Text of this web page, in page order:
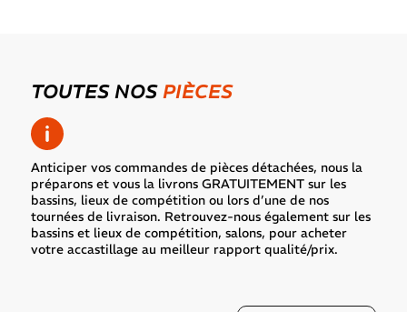
TOUTES NOS PIÈCES
Anticiper vos commandes de pièces détachées, nous la
préparons et vous la livrons GRATUITEMENT sur les
bassins, lieux de compétition ou lors d’une de nos
tournées de livraison. Retrouvez-nous également sur les
bassins et lieux de compétition, salons, pour acheter
votre accastillage au meilleur rapport qualité/prix.